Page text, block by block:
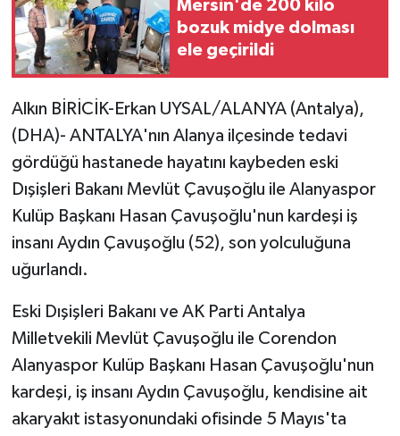
Mersin'de 200 kilo
bozuk midye dolması
ele geçirildi
Alkın BİRİCİK-Erkan UYSAL/ALANYA (Antalya),
(DHA)- ANTALYA'nın Alanya ilçesinde tedavi
gördüğü hastanede hayatını kaybeden eski
Dışişleri Bakanı Mevlüt Çavuşoğlu ile Alanyaspor
Kulüp Başkanı Hasan Çavuşoğlu'nun kardeşi iş
insanı Aydın Çavuşoğlu (52), son yolculuğuna
uğurlandı.
Eski Dışişleri Bakanı ve AK Parti Antalya
Milletvekili Mevlüt Çavuşoğlu ile Corendon
Alanyaspor Kulüp Başkanı Hasan Çavuşoğlu'nun
kardeşi, iş insanı Aydın Çavuşoğlu, kendisine ait
akaryakıt istasyonundaki ofisinde 5 Mayıs'ta